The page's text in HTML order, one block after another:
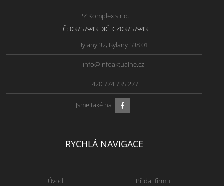
PZ Komplex s.r.o.
IČ: 03757943 DIČ: CZ03757943
Bylany 32, Bylany 538 01
info@infoaktualne.cz
+420 774 735 277
Jsme také na
RYCHLÁ NAVIGACE
Úvod
Přidat firmu